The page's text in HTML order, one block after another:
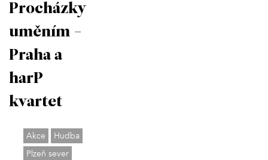
Procházky
uměním -
Praha a
harP
kvartet
Akce
Hudba
Plzeň sever